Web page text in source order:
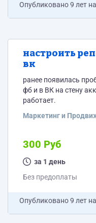
Опубликовано9 лет
настроить
вк
ранее появилась
фб и в ВК на стену
работает.
Маркетинг и
300 Руб
за 1 день
Без предоплаты
Опубликовано9 лет